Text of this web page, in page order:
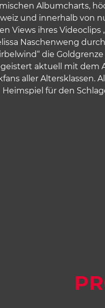
Albumcharts,
und innerhalb von
Views ihres Videoclips
Naschenweng
die
aktuell mit dem
aller Altersklassen.
Heimspiel für den